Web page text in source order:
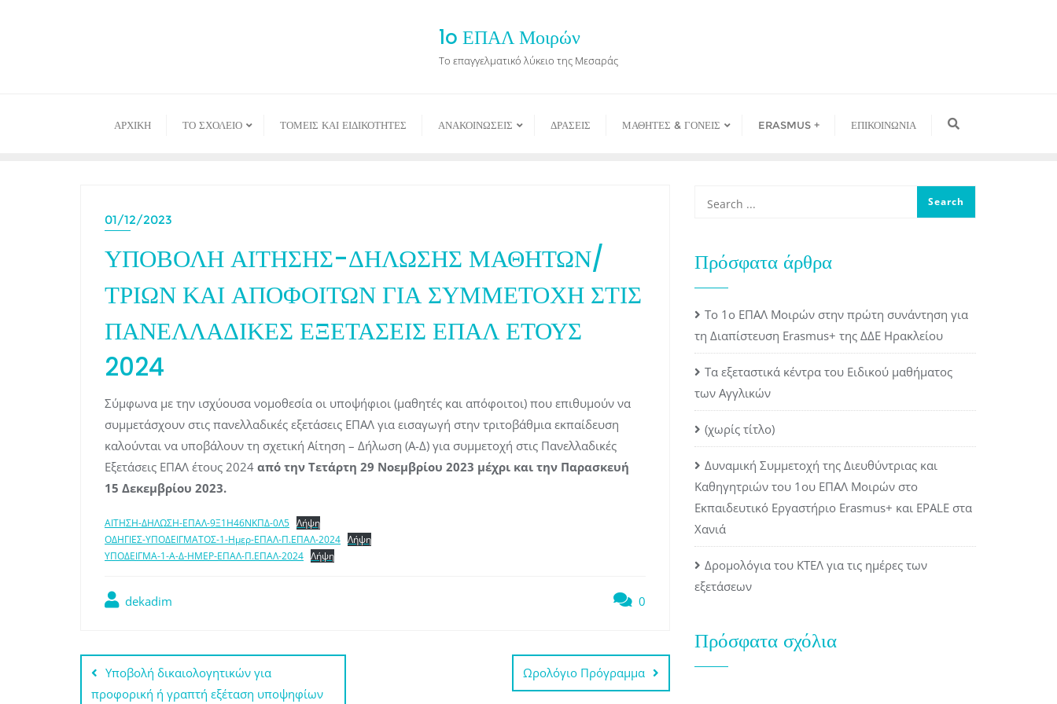
1o ΕΠΑΛ Μοιρών
Το επαγγελματικό λύκειο της Μεσαράς
ΑΡΧΙΚΉ ΤΟ ΣΧΟΛΕΙΟ ΤΟΜΕΙΣ ΚΑΙ ΕΙΔΙΚΟΤΗΤΕΣ ΑΝΑΚΟΙΝΩΣΕΙΣ ΔΡΑΣΕΙΣ ΜΑΘΗΤΕΣ & ΓΟΝΕΙΣ ERASMUS + ΕΠΙΚΟΙΝΩΝΙΑ
01/12/2023
ΥΠΟΒΟΛΗ ΑΙΤΗΣΗΣ-ΔΗΛΩΣΗΣ ΜΑΘΗΤΩΝ/
ΤΡΙΩΝ ΚΑΙ ΑΠΟΦΟΙΤΩΝ ΓΙΑ ΣΥΜΜΕΤΟΧΗ ΣΤΙΣ
ΠΑΝΕΛΛΑΔΙΚΕΣ ΕΞΕΤΑΣΕΙΣ ΕΠΑΛ ΕΤΟΥΣ
2024
Σύμφωνα με την ισχύουσα νομοθεσία οι υποψήφιοι (μαθητές και απόφοιτοι) που επιθυμούν να
συμμετάσχουν στις πανελλαδικές εξετάσεις ΕΠΑΛ για εισαγωγή στην τριτοβάθμια εκπαίδευση
καλούνται να υποβάλουν τη σχετική Αίτηση – Δήλωση (Α-Δ) για συμμετοχή στις Πανελλαδικές
Εξετάσεις ΕΠΑΛ έτους 2024 από την Τετάρτη 29 Νοεμβρίου 2023 μέχρι και την Παρασκευή
15 Δεκεμβρίου 2023.
ΑΙΤΗΣΗ-ΔΗΛΩΣΗ-ΕΠΑΛ-9Ξ1Η46ΝΚΠΔ-0Λ5 Λήψη
ΟΔΗΓΙΕΣ-ΥΠΟΔΕΙΓΜΑΤΟΣ-1-Ημερ-ΕΠΑΛ-Π.ΕΠΑΛ-2024 Λήψη
ΥΠΟΔΕΙΓΜΑ-1-Α-Δ-ΗΜΕΡ-ΕΠΑΛ-Π.ΕΠΑΛ-2024 Λήψη
dekadim 0
Πλοήγηση
Υποβολή δικαιολογητικών για
προφορική ή γραπτή εξέταση υποψηφίων
Ωρολόγιο Πρόγραμμα
Πρόσφατα άρθρα
Το 1ο ΕΠΑΛ Μοιρών στην πρώτη συνάντηση για
τη Διαπίστευση Erasmus+ της ΔΔΕ Ηρακλείου
Τα εξεταστικά κέντρα του Ειδικού μαθήματος
των Αγγλικών
(χωρίς τίτλο)
Δυναμική Συμμετοχή της Διευθύντριας και
Καθηγητριών του 1ου ΕΠΑΛ Μοιρών στο
Εκπαιδευτικό Εργαστήριο Erasmus+ και EPALE στα
Χανιά
Δρομολόγια του ΚΤΕΛ για τις ημέρες των
εξετάσεων
Πρόσφατα σχόλια